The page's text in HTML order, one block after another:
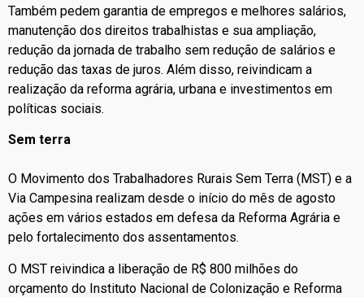
Também pedem garantia de empregos e melhores salários,
manutenção dos direitos trabalhistas e sua ampliação,
redução da jornada de trabalho sem redução de salários e
redução das taxas de juros. Além disso, reivindicam a
realização da reforma agrária, urbana e investimentos em
políticas sociais.
Sem terra
O Movimento dos Trabalhadores Rurais Sem Terra (MST) e a
Via Campesina realizam desde o início do mês de agosto
ações em vários estados em defesa da Reforma Agrária e
pelo fortalecimento dos assentamentos.
O MST reivindica a liberação de R$ 800 milhões do
orçamento do Instituto Nacional de Colonização e Reforma